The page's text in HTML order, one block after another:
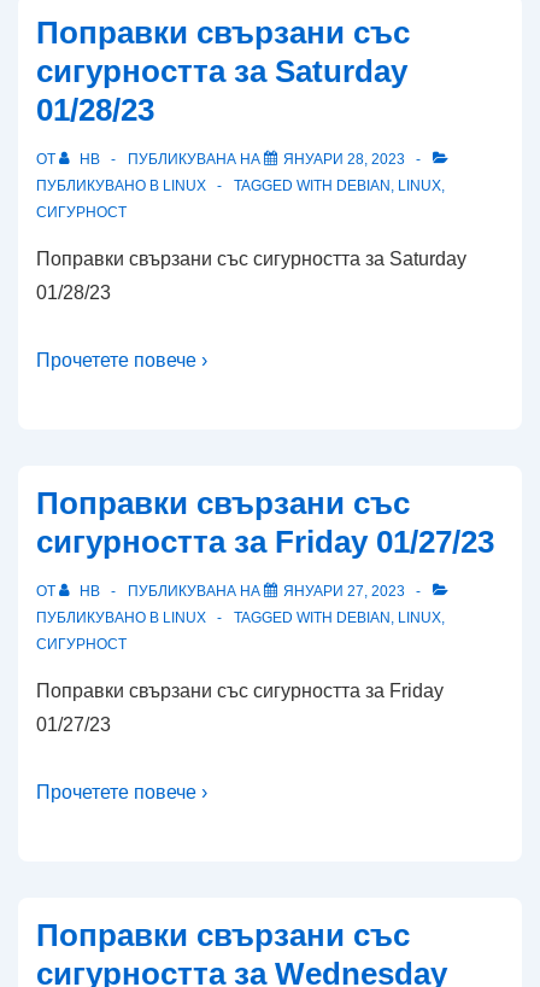
Поправки свързани със
сигурността за Saturday
01/28/23
ОТ HB ПУБЛИКУВАНА НА
ЯНУАРИ 28, 2023
ПУБЛИКУВАНО В LINUX TAGGED WITH DEBIAN , LINUX,
СИГУРНОСТ
Поправки свързани със сигурността за Saturday
01/28/23
Прочетете повече ›
Поправки свързани със
сигурността за Friday 01/27/23
ОТ HB ПУБЛИКУВАНА НА
ЯНУАРИ 27, 2023
ПУБЛИКУВАНО В LINUX TAGGED WITH DEBIAN , LINUX,
СИГУРНОСТ
Поправки свързани със сигурността за Friday
01/27/23
Прочетете повече ›
Поправки свързани със
сигурността за Wednesday